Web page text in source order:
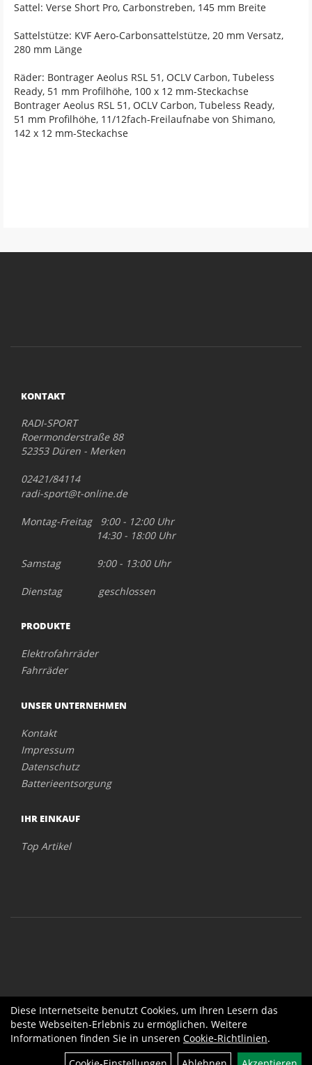
Sattel: Verse Short Pro, Carbonstreben, 145 mm Breite
Sattelstütze: KVF Aero-Carbonsattelstütze, 20 mm Versatz,
280 mm Länge
Räder: Bontrager Aeolus RSL 51, OCLV Carbon, Tubeless
Ready, 51 mm Profilhöhe, 100 x 12 mm-Steckachse
Bontrager Aeolus RSL 51, OCLV Carbon, Tubeless Ready,
51 mm Profilhöhe, 11/12fach-Freilaufnabe von Shimano,
142 x 12 mm-Steckachse
KONTAKT
RADI-SPORT
Roermonderstraße 88
52353 Düren - Merken
02421/84114
radi-sport@t-online.de
Montag-Freitag 9:00 - 12:00 Uhr
14:30 - 18:00 Uhr
Samstag 9:00 - 13:00 Uhr
Dienstag geschlossen
PRODUKTE
Elektrofahrräder
Fahrräder
UNSER UNTERNEHMEN
Kontakt
Impressum
Datenschutz
Batterieentsorgung
IHR EINKAUF
Top Artikel
Diese Internetseite benutzt Cookies, um Ihren Lesern das
beste Webseiten-Erlebnis zu ermöglichen. Weitere
Informationen finden Sie in unseren Cookie-Richtlinien.